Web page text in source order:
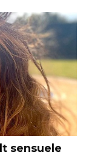
sensuele